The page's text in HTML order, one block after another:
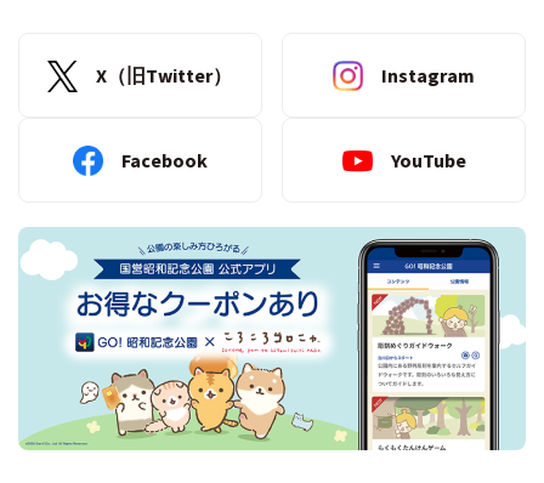
X（旧Twitter） Instagram
Facebook YouTube